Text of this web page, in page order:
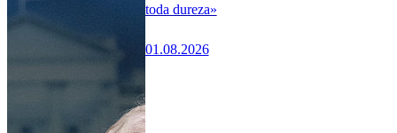
toda dureza»
01.08.2026